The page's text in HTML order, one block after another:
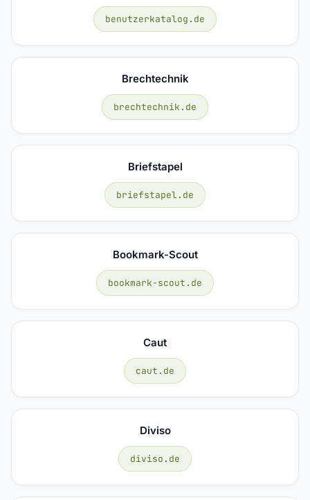
benutzerkatalog.de
Brechtechnik
brechtechnik.de
Briefstapel
briefstapel.de
Bookmark-Scout
bookmark-scout.de
Caut
caut.de
Diviso
diviso.de